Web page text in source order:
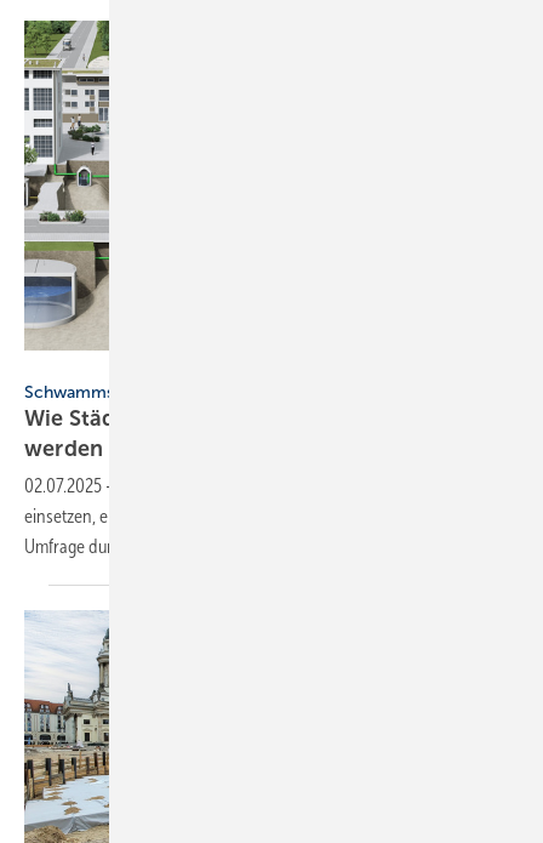
Schwammstadt
Wie Städte mit Re­gen­was­ser­nut­zung resilienter
werden
02.07.2025 -
ein­setzen, erläu­terten Exper­ten im Mai. Mall hat zu diesem Thema eine
Um­fragedurch­geführt.